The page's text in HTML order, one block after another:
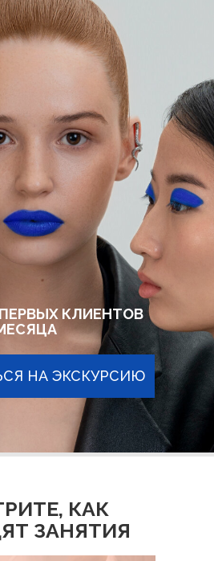
КЛИЕНТОВ
НА ЭКСКУРСИЮ
КАК
ЗАНЯТИЯ